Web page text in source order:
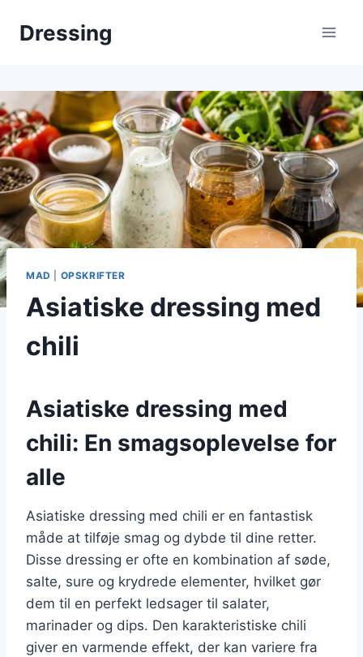
Dressing
MAD OPSKRIFTER
Asiatiske dressing med
chili
Asiatiske dressing med
chili: En smagsoplevelse for
alle
Asiatiske dressing med chili er en fantastisk
måde at tilføje smag og dybde til dine retter.
Disse dressing er ofte en kombination af søde,
salte, sure og krydrede elementer, hvilket gør
dem til en perfekt ledsager til salater,
marinader og dips. Den karakteristiske chili
giver en varmende effekt, der kan variere fra